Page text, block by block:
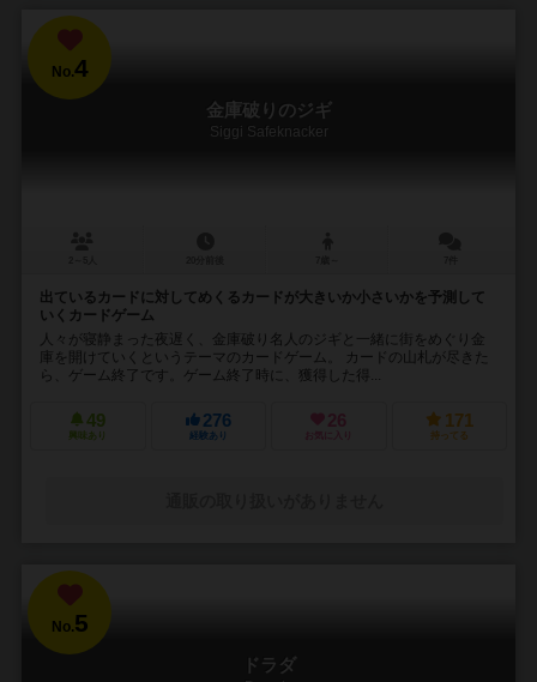
No.4
金庫破りのジギ
Siggi Safeknacker
出ているカードに対してめくるカードが大きいか小さいかを予測して
いくカードゲーム
人々が寝静まった夜遅く、金庫破り名人のジギと一緒に街をめぐり金
庫を開けていくというテーマのカードゲーム。 カードの山札が尽きた
ら、ゲーム終了です。ゲーム終了時に、獲得した得...
49
興味あり
276
経験あり
26
お気に入り
171
持ってる
No.5
ドラダ